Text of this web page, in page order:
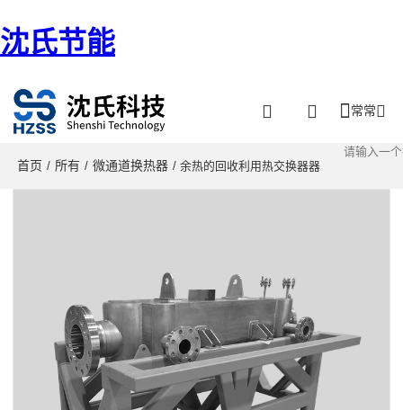
沈氏节能
常常
首页 / 所有 / 微通道换热器 / 余热的回收利用热交换器器